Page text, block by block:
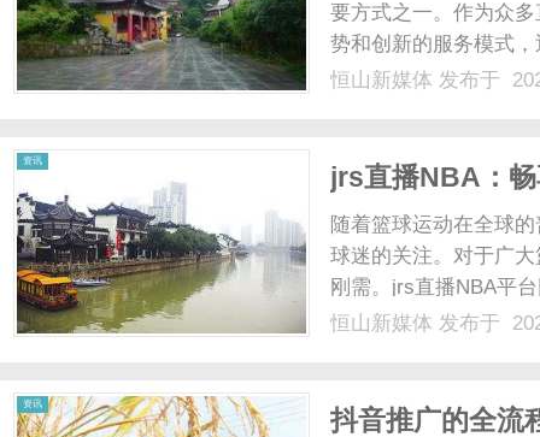
要方式之一。作为众
势和创新的服务模式
播网的特点、发展优
恒山新媒体 发布于
资讯
jrs直播NBA：
随着篮球运动在全球
球迷的关注。对于广
刚需。jrs直播NBA平
道。首先，jrs直播
恒山新媒体 发布于
资讯
抖音推广的全流